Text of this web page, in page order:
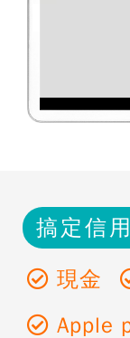
搞定信
現金
Apple